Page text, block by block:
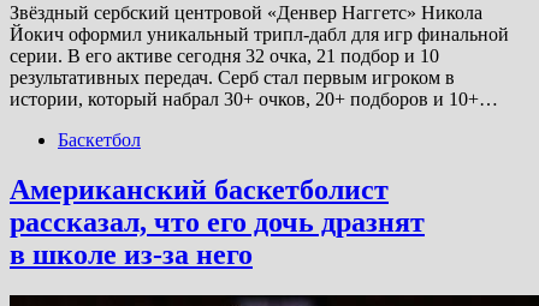
Звёздный сербский центровой «Денвер Наггетс» Никола
Йокич оформил уникальный трипл-дабл для игр финальной
серии. В его активе сегодня 32 очка, 21 подбор и 10
результативных передач. Серб стал первым игроком в
истории, который набрал 30+ очков, 20+ подборов и 10+…
Баскетбол
Американский баскетболист
рассказал, что его дочь дразнят
в школе из-за него